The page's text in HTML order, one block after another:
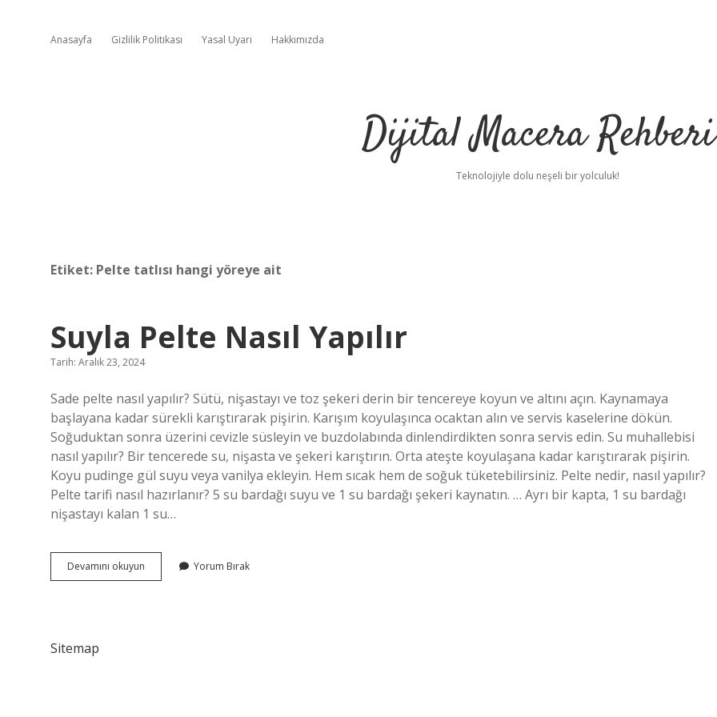
Anasayfa Gizlilik Politikası Yasal Uyarı Hakkımızda
Dijital Macera Rehberi
Teknolojiyle dolu neşeli bir yolculuk!
Etiket: Pelte tatlısı hangi yöreye ait
Suyla Pelte Nasıl Yapılır
Tarih: Aralık 23, 2024
Sade pelte nasıl yapılır? Sütü, nişastayı ve toz şekeri derin bir tencereye koyun ve altını açın. Kaynamaya
başlayana kadar sürekli karıştırarak pişirin. Karışım koyulaşınca ocaktan alın ve servis kaselerine dökün.
Soğuduktan sonra üzerini cevizle süsleyin ve buzdolabında dinlendirdikten sonra servis edin. Su muhallebisi
nasıl yapılır? Bir tencerede su, nişasta ve şekeri karıştırın. Orta ateşte koyulaşana kadar karıştırarak pişirin.
Koyu pudinge gül suyu veya vanilya ekleyin. Hem sıcak hem de soğuk tüketebilirsiniz. Pelte nedir, nasıl yapılır?
Pelte tarifi nasıl hazırlanır? 5 su bardağı suyu ve 1 su bardağı şekeri kaynatın. … Ayrı bir kapta, 1 su bardağı
nişastayı kalan 1 su…
Devamını okuyun
Pelte
Yorum Bırak
Sitemap